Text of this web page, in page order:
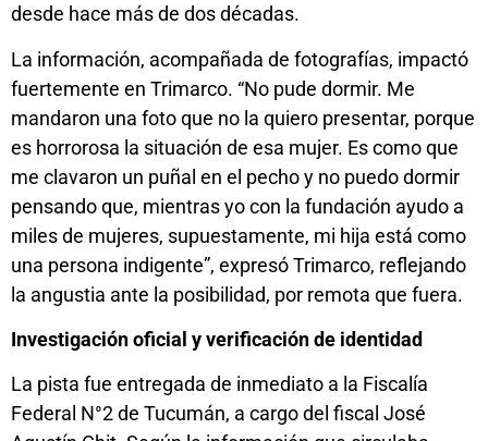
desde hace más de dos décadas.
La información, acompañada de fotografías, impactó
fuertemente en Trimarco. “No pude dormir. Me
mandaron una foto que no la quiero presentar, porque
es horrorosa la situación de esa mujer. Es como que
me clavaron un puñal en el pecho y no puedo dormir
pensando que, mientras yo con la fundación ayudo a
miles de mujeres, supuestamente, mi hija está como
una persona indigente”, expresó Trimarco, reflejando
la angustia ante la posibilidad, por remota que fuera.
Investigación oficial y verificación de identidad
La pista fue entregada de inmediato a la Fiscalía
Federal N°2 de Tucumán, a cargo del fiscal José